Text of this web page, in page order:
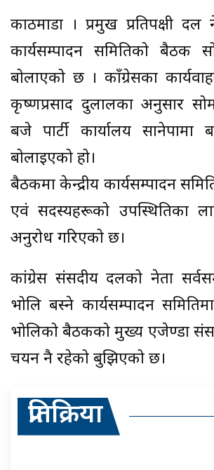
काठमाडौं । प्रमुख प्रतिपक्षी दल
कार्यसम्पादन समितिको बैठक
बोलाएको छ । काँग्रेसका
कृष्णप्रसाद दुलालका अनुसार
बजे पार्टी कार्यालय
बोलाइएको हो।
बैठकमा केन्द्रीय कार्यसम्पादन
एवं सदस्यहरूको उपस्थितिका
अनुरोध गरिएको छ।
कांग्रेस संसदीय दलको नेता
भोलि बस्ने कार्यसम्पादन
भोलिको बैठकको मुख्य एजेण्डा
चयन नै रहेको बुझिएको छ।
प्रतिक्रिया